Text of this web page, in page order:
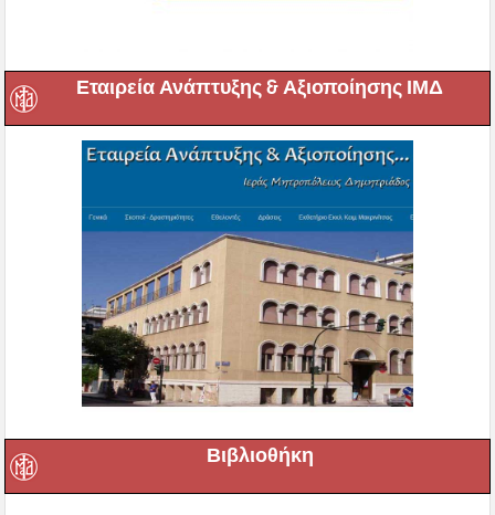
Εταιρεία Ανάπτυξης & Αξιοποίησης ΙΜΔ
Βιβλιοθήκη